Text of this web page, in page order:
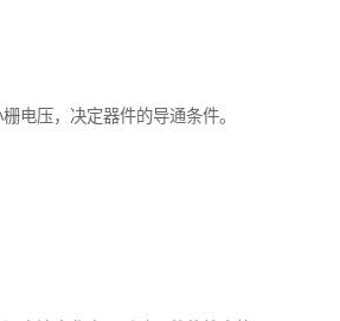
电压，决定器件的导通条件。